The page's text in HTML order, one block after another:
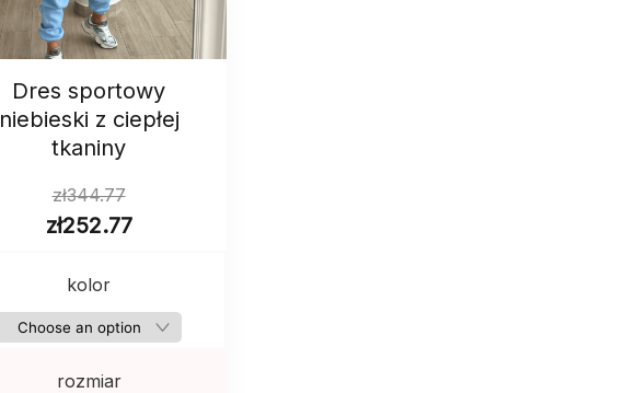
Dres sportowy
niebieski z ciepłej
tkaniny
zł344.77
zł252.77
kolor
rozmiar